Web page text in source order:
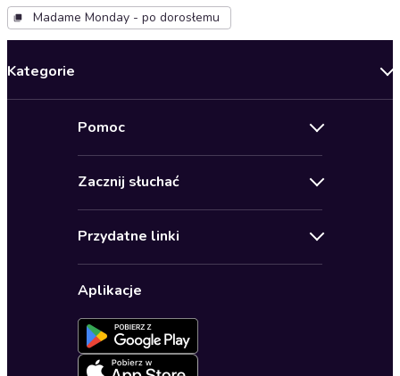
Madame Monday - po dorosłemu
Kategorie
Biznes, marketing, ekonomia
Dla młodzieży
Pomoc
Pomoc
Ustawienia prywatności
Formularz zgłaszania nielegalnych treści
Deklaracja dostępności
Zacznij słuchać
Karnety
Oferta dla firm i bibliotek
Przydatne linki
Dołącz do newslettera
Blog
Zapowiedzi
Aplikacje